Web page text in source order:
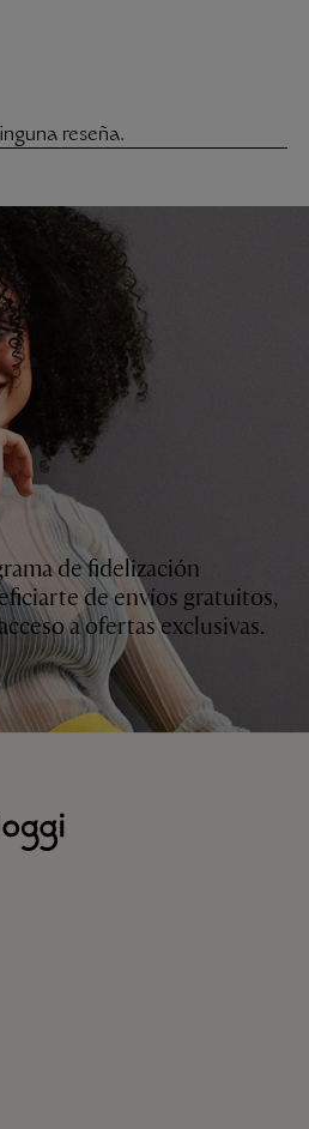
de fidelización
de envíos gratuitos,
a ofertas exclusivas.